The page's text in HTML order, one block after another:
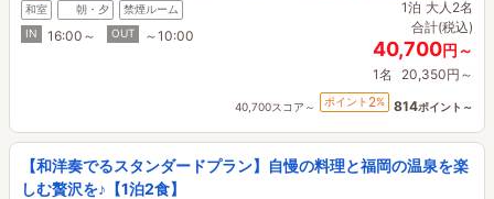
和室 朝・夕
禁煙ルーム
IN
16:00～ OUT ～10:00
1泊 大人2名
合計(税込)
40,700円～
1名 20,350円～
40,700スコア～ ポイント 2% 814ポイント～
【和洋奏でるスタンダードプラン】自慢の料理と福岡の温泉を楽
しむ贅沢を♪【1泊2食】